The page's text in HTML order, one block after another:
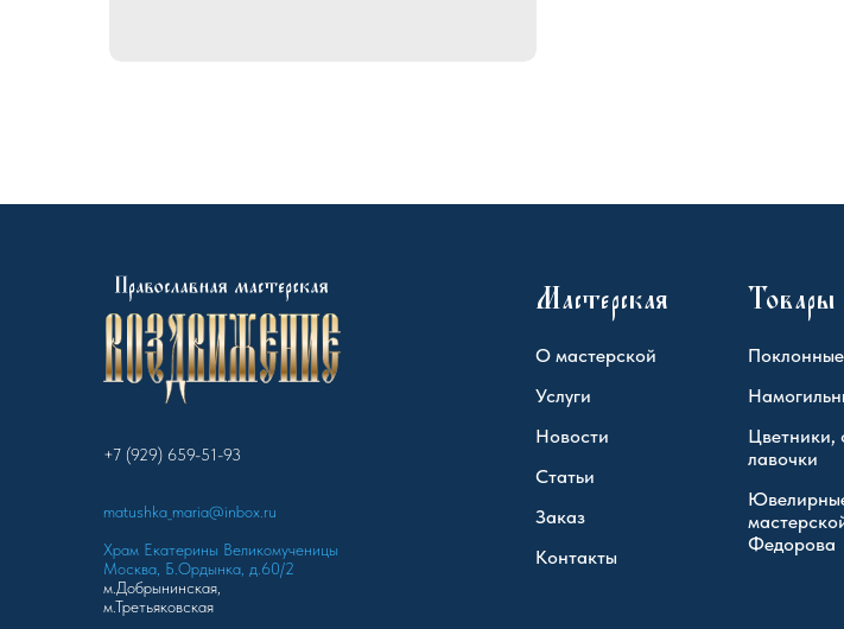
+7 (929) 659-51-93
matushka_maria@inbox.ru
Храм Екатерины Великомученицы
Москва, Б.Ордынка, д.60/2
м.Добрынинская,
м.Третьяковская
Мастерская
О мастерской
Услуги
Новости
Статьи
Заказ
Контакты
Товары
Цветники,
лавочки
Федорова